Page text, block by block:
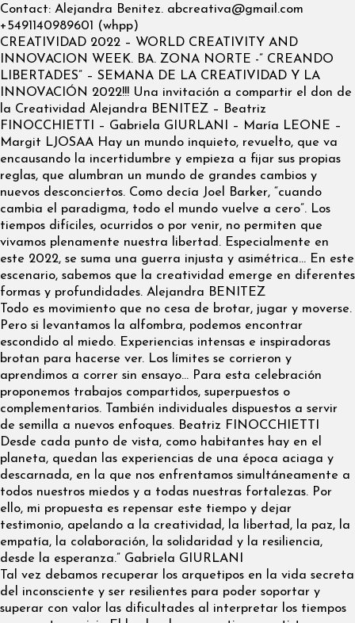
Contact: Alejandra Benitez. abcreativa@gmail.com
+5491140989601 (whpp)
CREATIVIDAD 2022 – WORLD CREATIVITY AND
INNOVACION WEEK. BA. ZONA NORTE -” CREANDO
LIBERTADES” – SEMANA DE LA CREATIVIDAD Y LA
INNOVACIÓN 2022!!! Una invitación a compartir el don de
la Creatividad Alejandra BENITEZ – Beatriz
FINOCCHIETTI – Gabriela GIURLANI – María LEONE –
Margit LJOSAA Hay un mundo inquieto, revuelto, que va
encausando la incertidumbre y empieza a fijar sus propias
reglas, que alumbran un mundo de grandes cambios y
nuevos desconciertos. Como decía Joel Barker, “cuando
cambia el paradigma, todo el mundo vuelve a cero”. Los
tiempos difíciles, ocurridos o por venir, no permiten que
vivamos plenamente nuestra libertad. Especialmente en
este 2022, se suma una guerra injusta y asimétrica… En este
escenario, sabemos que la creatividad emerge en diferentes
formas y profundidades. Alejandra BENITEZ
Todo es movimiento que no cesa de brotar, jugar y moverse.
Pero si levantamos la alfombra, podemos encontrar
escondido al miedo. Experiencias intensas e inspiradoras
brotan para hacerse ver. Los límites se corrieron y
aprendimos a correr sin ensayo… Para esta celebración
proponemos trabajos compartidos, superpuestos o
complementarios. También individuales dispuestos a servir
de semilla a nuevos enfoques. Beatriz FINOCCHIETTI
Desde cada punto de vista, como habitantes hay en el
planeta, quedan las experiencias de una época aciaga y
descarnada, en la que nos enfrentamos simultáneamente a
todos nuestros miedos y a todas nuestras fortalezas. Por
ello, mi propuesta es repensar este tiempo y dejar
testimonio, apelando a la creatividad, la libertad, la paz, la
empatía, la colaboración, la solidaridad y la resiliencia,
desde la esperanza.” Gabriela GIURLANI
Tal vez debamos recuperar los arquetipos en la vida secreta
del inconsciente y ser resilientes para poder soportar y
superar con valor las dificultades al interpretar los tiempos